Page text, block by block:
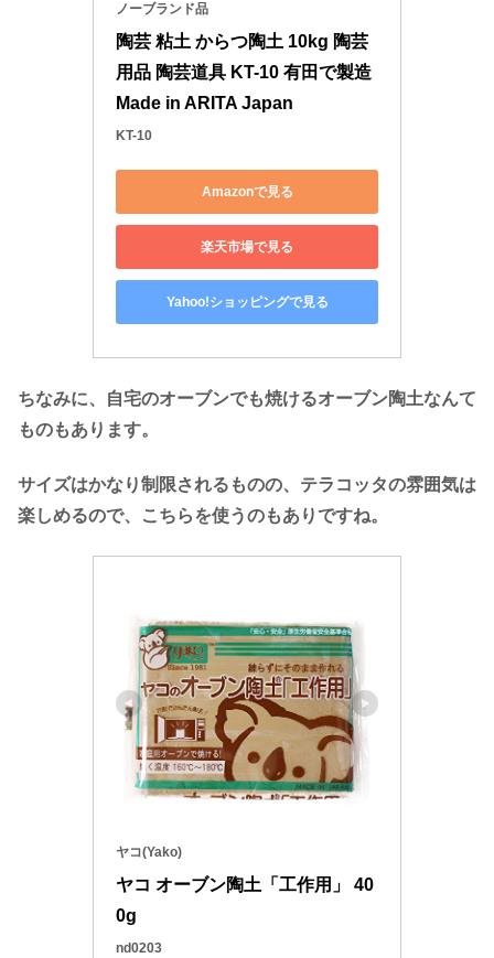
ノーブランド品
陶芸 粘土 からつ陶土 10kg 陶芸
用品 陶芸道具 KT-10 有田で製造
Made in ARITA Japan
KT-10
Amazonで見る
楽天市場で見る
Yahoo!ショッピングで見る
ちなみに、自宅のオーブンでも焼けるオーブン陶土なんて
ものもあります。
サイズはかなり制限されるものの、テラコッタの雰囲気は
楽しめるので、こちらを使うのもありですね。
ヤコ(Yako)
ヤコ オーブン陶土「工作用」 40
0g
nd0203